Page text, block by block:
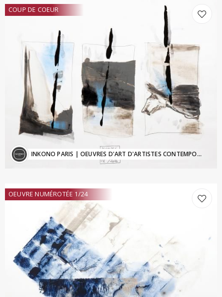
COUP DE COEUR
INKONO PARIS | OEUVRES D'ART D'ARTISTES CONTEMPORAINS - Inkono@sfr.fr
OEUVRE NUMÉROTÉE 1/24